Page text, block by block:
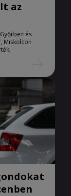
az
és
Miskolcon